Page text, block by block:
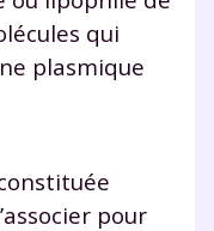
qui
plasmique
pour